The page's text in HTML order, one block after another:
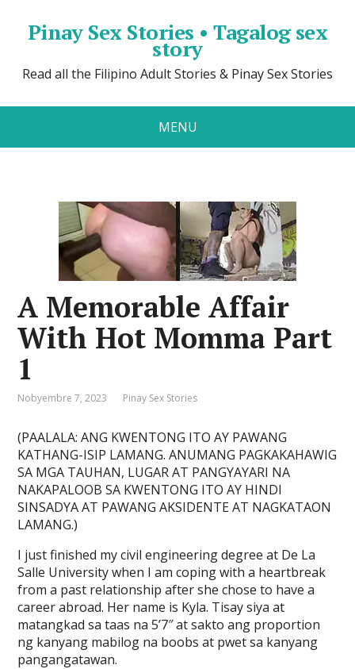
Pinay Sex Stories • Tagalog sex
story
Read all the Filipino Adult Stories & Pinay Sex Stories
MENU
A Memorable Affair
With Hot Momma Part
1
Nobyembre 7, 2023 Pinay Sex Stories
(PAALALA: ANG KWENTONG ITO AY PAWANG
KATHANG-ISIP LAMANG. ANUMANG PAGKAKAHAWIG
SA MGA TAUHAN, LUGAR AT PANGYAYARI NA
NAKAPALOOB SA KWENTONG ITO AY HINDI
SINSADYA AT PAWANG AKSIDENTE AT NAGKATAON
LAMANG.)
I just finished my civil engineering degree at De La
Salle University when I am coping with a heartbreak
from a past relationship after she chose to have a
career abroad. Her name is Kyla. Tisay siya at
matangkad sa taas na 5’7″ at sakto ang proportion
ng kanyang mabilog na boobs at pwet sa kanyang
pangangatawan.